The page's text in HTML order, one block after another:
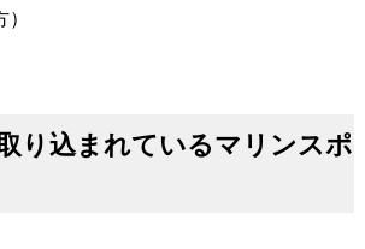
り込まれているマリンスポ